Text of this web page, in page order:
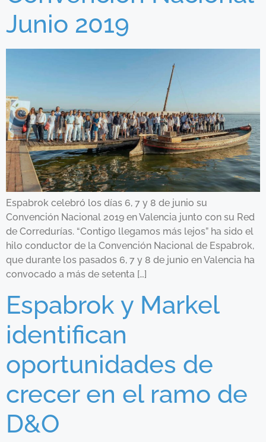
Junio 2019
Espabrok celebró los días 6, 7 y 8 de junio su
Convención Nacional 2019 en Valencia junto con su Red
de Corredurías. “Contigo llegamos más lejos” ha sido el
hilo conductor de la Convención Nacional de Espabrok,
que durante los pasados 6, 7 y 8 de junio en Valencia ha
convocado a más de setenta […]
Espabrok y Markel
identifican
oportunidades de
crecer en el ramo de
D&O